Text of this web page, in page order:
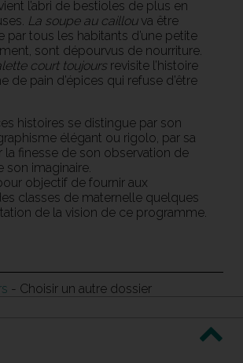
l’abri de bestioles de plus en
La soupe au caillouva être
par tous les habitants d’une petite
sont dépourvus de nourriture.
court toujoursrevisite l’histoire
de pain d’épices qui refuse d’être
histoires se distingue par son
élégant ou rigolo, par sa
la finesse de son observation de
son imaginaire.
objectif de fournir aux
classes de maternelle quelques
de la vision de ce programme.
- Choisir un autre dossier